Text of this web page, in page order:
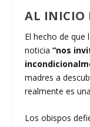
AL INICIO
El hecho de que
noticia“nos
madres a
realmente es
Los obispos